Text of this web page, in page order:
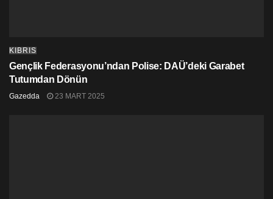
KIBRIS
Gençlik Federasyonu’ndan Polise: DAÜ’deki Garabet
Tutumdan Dönün
Gazedda 23 MART 2025